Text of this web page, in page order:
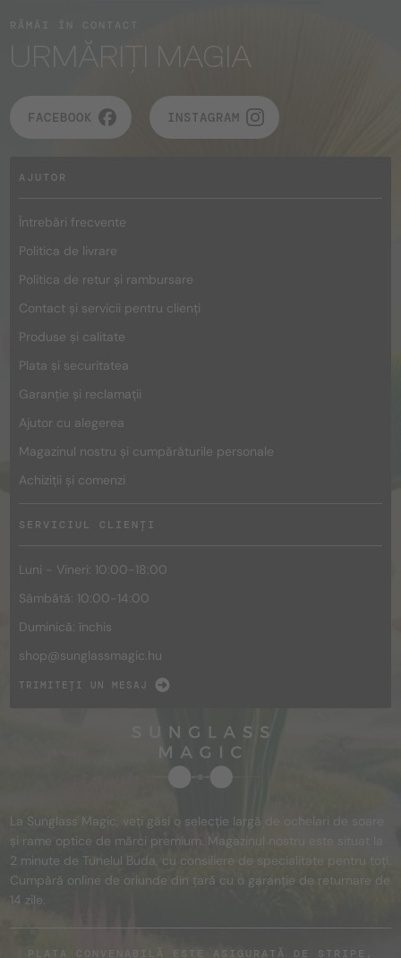
URMĂRIȚI MAGIA
FACEBOOK INSTAGRAM
AJUTOR
Întrebări frecvente
Politica de livrare
Politica de retur și rambursare
Contact și servicii pentru clienți
Produse și calitate
Plata și securitatea
Garanție și reclamații
Ajutor cu alegerea
Magazinul nostru și cumpărăturile personale
Achiziții și comenzi
SERVICIUL CLIENȚI
Luni - Vineri: 10:00-18:00
Sâmbătă: 10:00-14:00
Duminică: închis
shop@sunglassmagic.hu
TRIMITEȚI UN MESAJ
La Sunglass Magic, veți găsi o selecție largă de ochelari de soare
și rame optice de mărci premium. Magazinul nostru este situat la
2 minute de Tunelul Buda, cu consiliere de specialitate pentru toți.
Cumpără online de oriunde din țară cu o garanție de returnare de
14 zile.
PLATA CONVENABILĂ ESTE ASIGURATĂ DE STRIPE,